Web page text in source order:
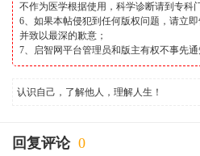
不作为医学根据使用，科学诊断请到专科
6、如果本帖侵犯到任何版权问题，请立
并致以最深的歉意；
7、启智网平台管理员和版主有权不事先通
认识自己，了解他人，理解人生！
回复评论 0